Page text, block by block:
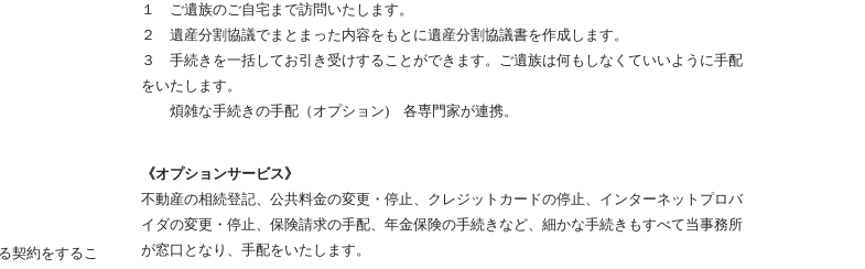
契約をするこ
１ ご遺族のご自宅まで訪問いたします。
２ 遺産分割協議でまとまった内容をもとに遺産分割協議書を作成します。
３ 手続きを一括してお引き受けすることができます。ご遺族は何もしなくていいように手配
をいたします。
煩雑な手続きの手配（オプション) 各専門家が連携。
《オプションサービス》
不動産の相続登記、公共料金の変更・停止、クレジットカードの停止、インターネットプロバ
イダの変更・停止、保険請求の手配、年金保険の手続きなど、細かな手続きもすべて当事務所
が窓口となり、手配をいたします。